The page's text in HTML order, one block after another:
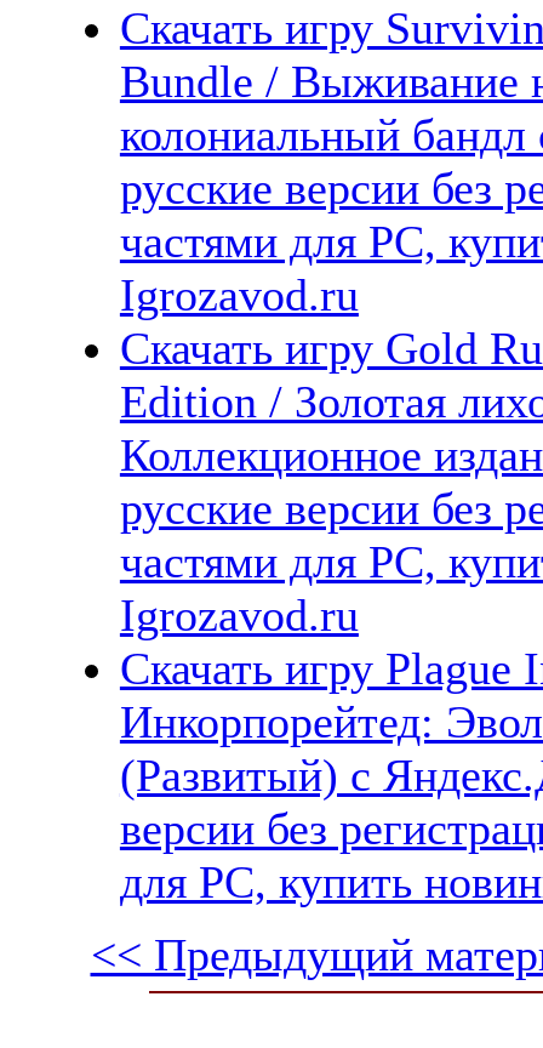
Скачать игру
Bundle / Выживание
колониальный
русские версии без
частями для PC,
Igrozavod.ru
Скачать игру Gold
Edition / Золотая
Коллекционное
русские версии без
частями для PC,
Igrozavod.ru
Скачать игру
Инкорпорейтед:
(Развитый) с
версии без
для PC, купить
<< Предыдущий